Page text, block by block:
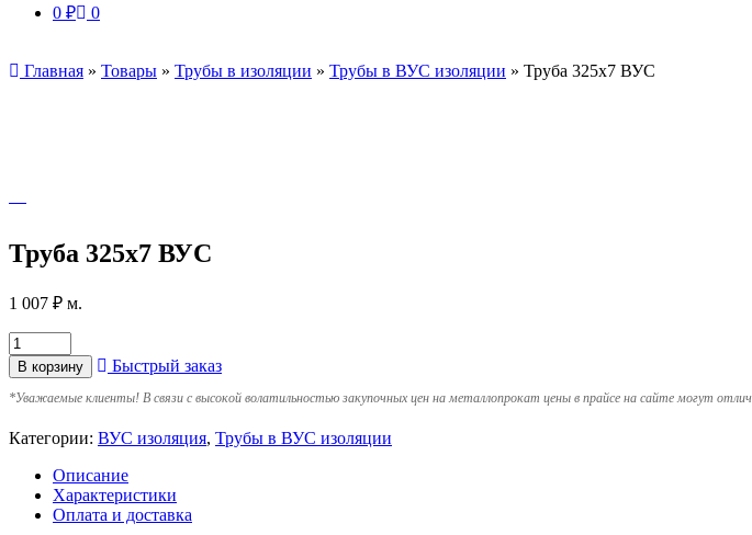
0 ₽ 0
Главная » Товары » Трубы в изоляции » Трубы в ВУС изоляции » Труба 325х7 ВУС
Труба 325х7 ВУС
1 007 ₽ м.
В корзину Быстрый заказ
*Уважаемые клиенты! В связи с высокой волатильностью закупочных цен на металлопрокат цены в прайсе на сайте могут
Категории: ВУС изоляция, Трубы в ВУС изоляции
Описание
Характеристики
Оплата и доставка